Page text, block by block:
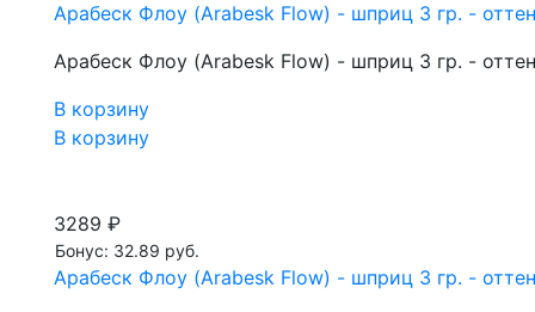
Арабеск Флоу (Arabesk Flow) - шприц 3 гр. -
Арабеск Флоу (Arabesk Flow) - шприц 3 гр. -
В корзину
В корзину
3289 ₽
Бонус: 32.89 руб.
Арабеск Флоу (Arabesk Flow) - шприц 3 гр. -